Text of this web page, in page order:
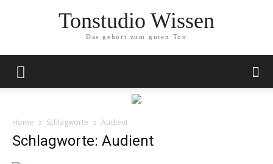
Tonstudio Wissen
Das gehört zum guten Ton
Home Schlagworte Audient
Schlagworte: Audient